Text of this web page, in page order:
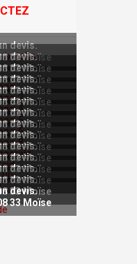
devis.
33 Moïse
devis.
33 Moïse
devis.
33 Moïse
devis.
33 Moïse
devis.
33 Moïse
devis.
33 Moïse
devis.
33 Moïse
devis.
33 Moïse
devis.
33 Moïse
devis.
33 Moïse
devis.
33 Moïse
devis.
33 Moïse
devis.
33 Moïse
devis.
33 Moïse